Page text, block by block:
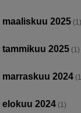
maaliskuu 2025 (1)
tammikuu 2025 (1)
marraskuu 2024
elokuu 2024 (1)